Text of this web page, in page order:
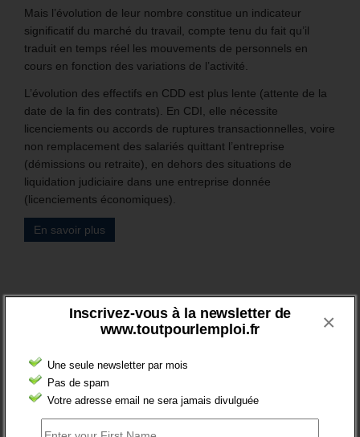
Inscrivez-vous à la newsletter de
www.toutpourlemploi.fr
Une seule newsletter par mois
Pas de spam
Votre adresse email ne sera jamais divulguée
×
Mais l’évolution de leur nombre constitue un indicateur
significatif du marché du travail, compte tenu du fait qu’il
traduit en temps réel les mouvements de personnels en
cours en fonction des variations de l’activité.
L’évolution des effectifs en CDD est plus lente (attente de la
date de la fin des contrats). En CDI, elle nécessite
licenciements ou accords de ruptures transactionnelles, voire
non remplacement des salariés quittant l’entreprise
(démissions ou retraite), en dehors des situations de
liquidation judiciaire dans une entreprise donnée
(licenciements économiques).
En savoir plus
BRÈVES EMPLOI
FT : + 100 000 INSCRITS EN 2024